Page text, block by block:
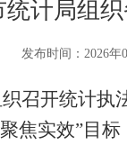
统计局组
发布时间：2026年
召开统计执
聚焦实效”目标